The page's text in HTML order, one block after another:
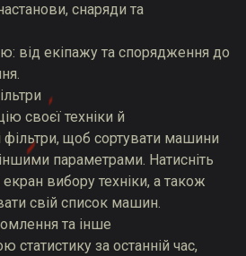
снаряди та
від екіпажу та спорядження до
своєї техніки й
фільтри, щоб сортувати машини
параметрами. Натисніть
вибору техніки, а також
свій список машин.
та інше
статистику за останній час,